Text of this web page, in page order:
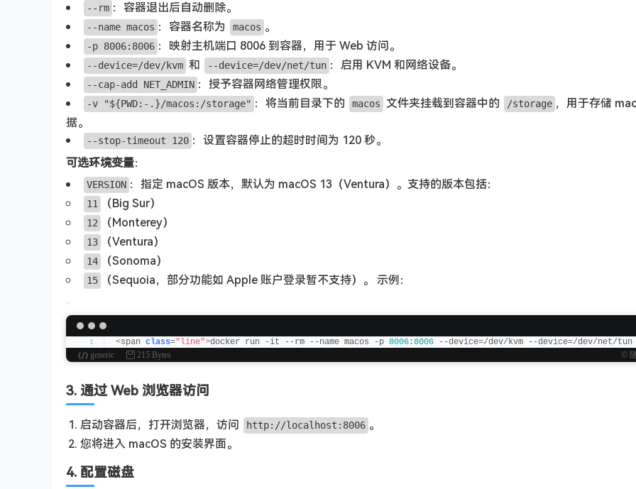
--rm ：容器退出后自动删除。
--name macos ：容器名称为 macos 。
-p 8006:8006 ：映射主机端口 8006 到容器，用于 Web 访问。
--device=/dev/kvm 和 --device=/dev/net/tun ：启用 KVM 和网络设备。
--cap-add NET_ADMIN ：授予容器网络管理权限。
-v "${PWD:-.}/macos:/storage" ：将当前目录下的 macos 文件夹挂载到容器中的 /storage ，用于存储
据。
--stop-timeout 120 ：设置容器停止的超时时间为 120 秒。
可选环境变量：
VERSION ：指定 macOS 版本，默认为 macOS 13（Ventura）。支持的版本包括：
11 （Big Sur）
12 （Monterey）
13 （Ventura）
14 （Sonoma）
15 （Sequoia，部分功能如 Apple 账户登录暂不支持）。 示例：
<span class="line">docker run -it --rm --name macos -p 8006 :8006 --device=/dev/kvm --device=/dev/net/tun
generic
215 Bytes ©
3. 通过 Web 浏览器访问
启动容器后，打开浏览器，访问 http://localhost:8006 。
您将进入 macOS 的安装界面。
4. 配置磁盘